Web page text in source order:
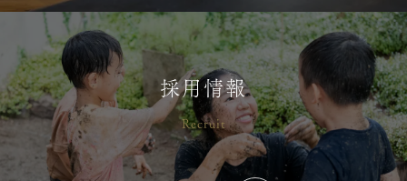
2026/07/02 コラム・ブログ
横浜りとるぱんぷきんず
2026年6月【最近”心が通った”と感
採用情報
Recruit